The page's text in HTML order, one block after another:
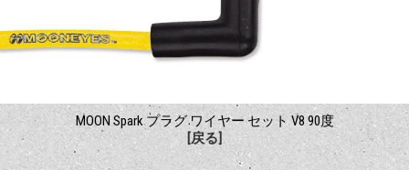
MOON Spark プラグ ワイヤー セット V8 90度
[戻る]